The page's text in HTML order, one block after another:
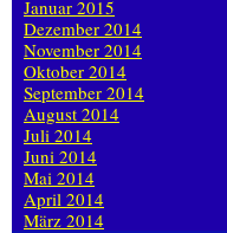
Januar 2015
Dezember 2014
November 2014
Oktober 2014
September 2014
August 2014
Juli 2014
Juni 2014
Mai 2014
April 2014
März 2014